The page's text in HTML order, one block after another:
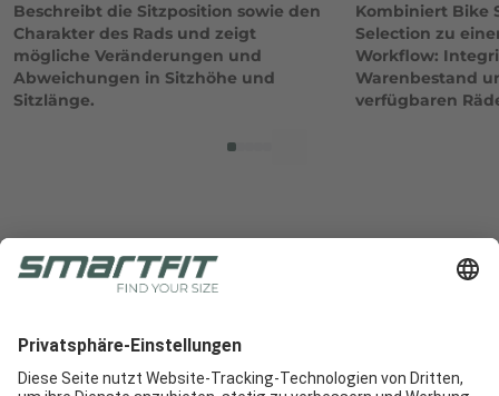
Beschreibt die Sitzposition sowie den
Charakter des Rads und zeigt
mögliche Veränderungen und
Abweichungen in Sitzhöhe und
Sitzlänge.
Kombiniert Bike
Selection zu
Workflow:
Warenbestand
verfügbaren
Radlabor GmbH